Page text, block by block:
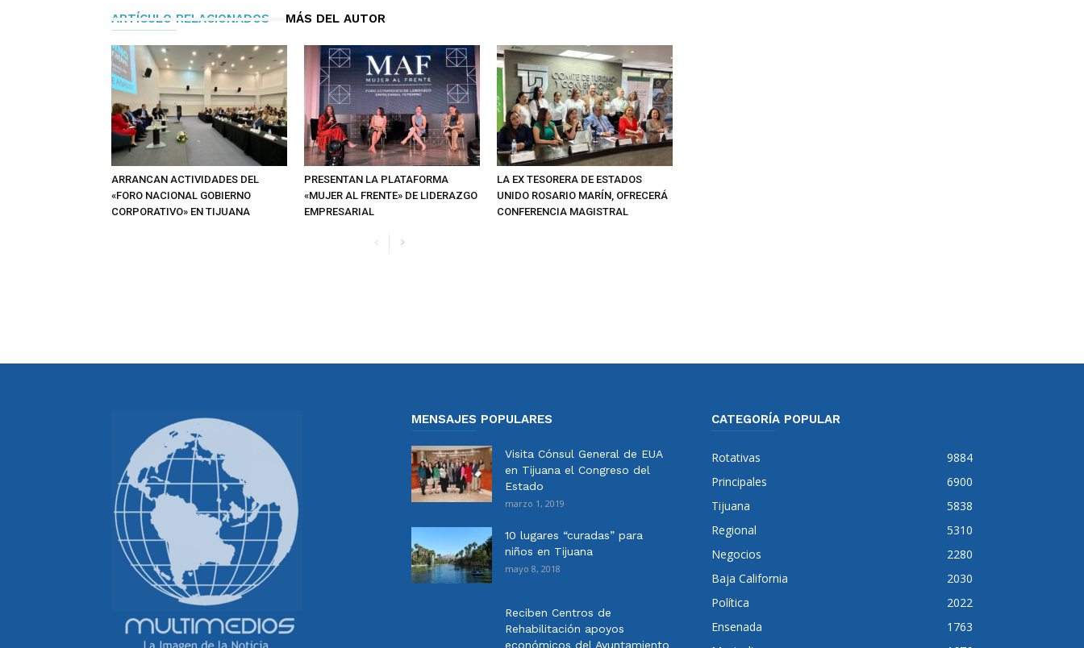
ARTÍCULO RELACIONADOS MÁS DEL AUTOR
ARRANCAN ACTIVIDADES DEL
«FORO NACIONAL GOBIERNO
CORPORATIVO» EN TIJUANA
PRESENTAN LA PLATAFORMA
«MUJER AL FRENTE» DE LIDERAZGO
EMPRESARIAL
LA EX TESORERA DE ESTADOS
UNIDO ROSARIO MARÍN, OFRECERÁ
CONFERENCIA MAGISTRAL
MENSAJES POPULARES
Visita Cónsul General de EUA
en Tijuana el Congreso del
Estado
marzo 1, 2019
10 lugares “curadas” para
niños en Tijuana
mayo 8, 2018
Reciben Centros de
Rehabilitación apoyos
económicos del Ayuntamiento
CATEGORÍA POPULAR
Rotativas
9884
Principales
6900
Tijuana
5838
Regional
5310
Negocios
2280
Baja California
2030
Política
2022
Ensenada
1763